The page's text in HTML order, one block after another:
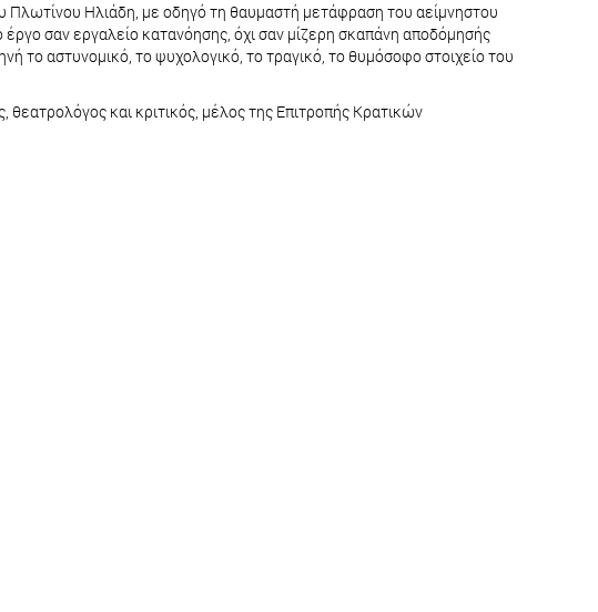
Πλωτίνου Ηλιάδη, με οδηγό τη θαυμαστή μετάφραση του αείμνηστου
σαν εργαλείο κατανόησης, όχι σαν μίζερη σκαπάνη αποδόμησής
το αστυνομικό, το ψυχολογικό, το τραγικό, το θυμόσοφο στοιχείο του
και κριτικός, μέλος της Επιτροπής Κρατικών